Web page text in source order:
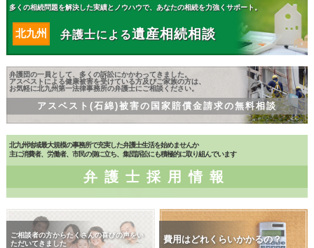
多くの相続問題を解決した実績とノウハウで、あなたの相続を力強くサポート。
北九州 弁護士による遺産相続相談
弁護団の一員として、多くの訴訟にかかわってきました。
アスベストによる健康被害を受けている方及びご家族の方は、
お気軽に北九州第一法律事務所の弁護士にご相談ください。
アスベスト(石綿)被害の国家賠償金請求の無料相談
北九州地域最大規模の事務所で充実した弁護士生活を始めませんか
主に消費者、労働者、市民の側に立ち、集団訴訟にも積極的に取り組んでいます
弁護士採用情報
ご相談者の方からたくさんの喜びの声をい
ただいてきました
費用はどれくらいかかるの？